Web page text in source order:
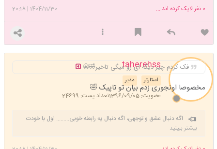
1404/11/30
|
20:18 0 نفر لایک کرده اند ...
taherehss
مدیر استارتر
عضویت: 1396/09/05 تعداد پست: 24699
فک کردم چیز دیگه ای رو میگی تاخیر🤣😭
مخصوصا اونجوری زدم بیان تو تاپیک 🤣
اگه دنبال عشق و توجهی، اگه دنبال یه رابطه خوبی......... اول با خودت
وارد رابطه عاشقانه شو. خودتو بغل کن، به خودت اهمیت بده، برا خودت
خودت عاشق خودت بشی ❤️😊❤️
بیشتر ببینید